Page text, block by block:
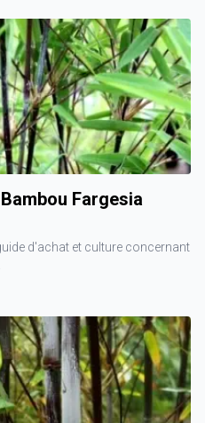
Fargesia
d'achat et culture concernant